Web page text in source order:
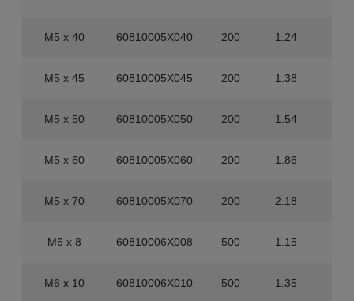
M5 x 40 60810005X040 200 1.24
M5 x 45 60810005X045 200 1.38
M5 x 50 60810005X050 200 1.54
M5 x 60 60810005X060 200 1.86
M5 x 70 60810005X070 200 2.18
M6 x 8 60810006X008 500 1.15
M6 x 10 60810006X010 500 1.35